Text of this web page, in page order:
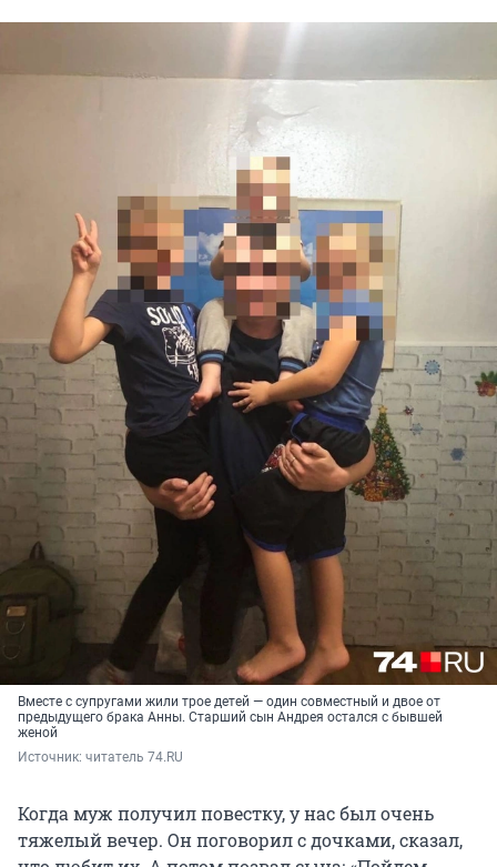
Вместе с супругами жили трое детей — один совместный и двое от
предыдущего брака Анны. Старший сын Андрея остался с бывшей
женой
Источник: читатель 74.RU
Когда муж получил повестку, у нас был очень
тяжелый вечер. Он поговорил с дочками, сказал,